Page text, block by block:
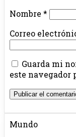
Nombre *
Correo
Guarda mi
este navegador
Mundo